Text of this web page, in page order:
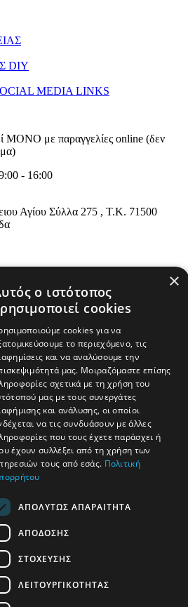
DIY
MEDIA LINKS
ΜΟΝΟ με παραγγελίες online (δεν
- 16:00
Αγίου Σύλλα 275 , T.K. 71500
μάθε για προϊόντα και προσφορές
ΕΓΓΡΑΦΗ
τους
όρους
ΟΛΗ ΤΗΝ ΕΛΛΑΔΑ ΕΩΣ 4
ΑΝΩ ΤΩΝ 69€
×
ο ιστότοπος
cookies
cookies για να
το περιεχόμενο, τις
και να αναλύσουμε την
μας. Μοιραζόμαστε επίσης
σχετικά με τη χρήση του
μας με τους συνεργάτες
και ανάλυσης, οι οποίοι
να τις συνδυάσουν με άλλες
που τους έχετε παράσχει ή
έχουν συλλέξει από τη χρήση των
τους από εσάς. Πολιτική
ΑΠΟΛΎΤΩΣ ΑΠΑΡΑΊΤΗΤΑ
ΑΠΌΔΟΣΗΣ
ΣΤΌΧΕΥΣΗΣ
ΛΕΙΤΟΥΡΓΙΚΌΤΗΤΑΣ